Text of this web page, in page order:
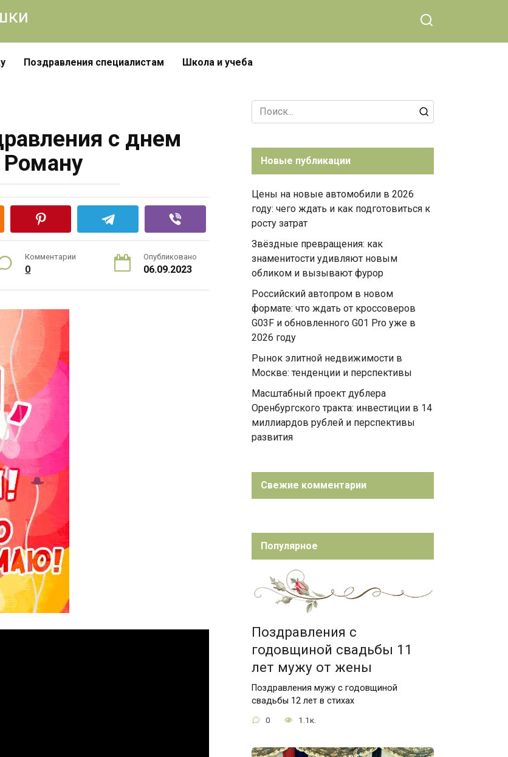
Поздравления специалистам Школа и учеба
с днем
Комментарии
0
Опубликовано
06.09.2023
Search
for:
Новые публикации
Цены на новые автомобили в 2026
году: чего ждать и как подготовиться к
росту затрат
Звёздные превращения: как
знаменитости удивляют новым
обликом и вызывают фурор
Российский автопром в новом
формате: что ждать от кроссоверов
G03F и обновленного G01 Pro уже в
2026 году
Рынок элитной недвижимости в
Москве: тенденции и перспективы
Масштабный проект дублера
Оренбургского тракта: инвестиции в 14
миллиардов рублей и перспективы
развития
Свежие комментарии
Популярное
Поздравления с
годовщиной свадьбы 11
лет мужу от жены
Поздравления мужу с годовщиной
свадьбы 12 лет в стихах
0 1.1к.